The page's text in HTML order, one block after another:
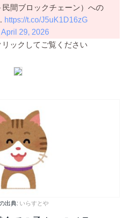
民間ブロックチェーン）への
https://t.co/J5uK1D16zG
April 29, 2026
ックしてご覧ください
出典: いらすとや